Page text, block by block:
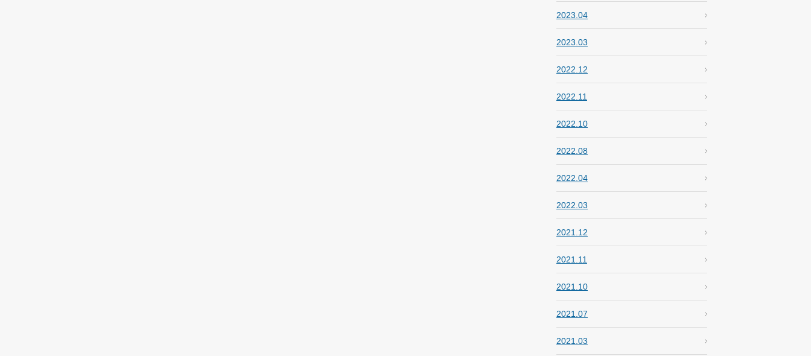
2023.04
2023.03
2022.12
2022.11
2022.10
2022.08
2022.04
2022.03
2021.12
2021.11
2021.10
2021.07
2021.03